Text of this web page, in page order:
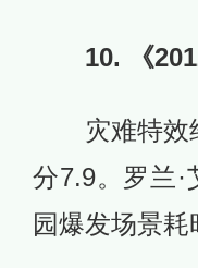
10. 《
灾难特
分7.9。罗兰
园爆发场景